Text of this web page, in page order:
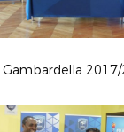
Gambardella